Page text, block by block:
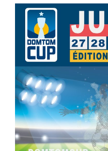
SPORT COMPÉTITIONS FOOTBALL
Foot : la DTC